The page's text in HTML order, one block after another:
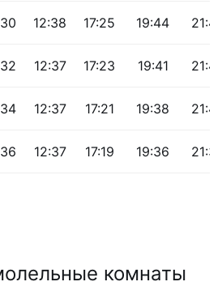
12:38 17:25 19:44
12:37 17:23 19:41
12:37 17:21 19:38
12:37 17:19 19:36
комнаты